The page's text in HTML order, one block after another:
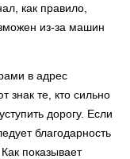
как правило,
из‑за машин
в адрес
знак те, кто сильно
дорогу. Если
благодарность
показывает